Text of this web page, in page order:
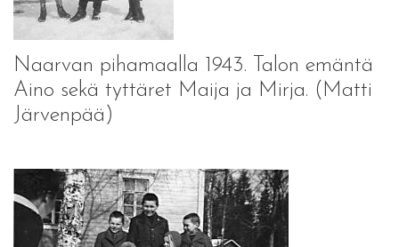
Naarvan pihamaalla 1943. Talon emäntä
Aino sekä tyttäret Maija ja Mirja. (Matti
Järvenpää)